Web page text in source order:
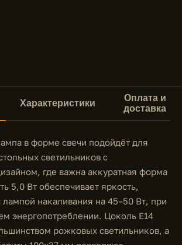
Характеристики
Оплата и
доставка
в форме свечи подойдёт для
светильников с
где важна аккуратная форма
5,0 Вт обеспечивает яркость,
накаливания на 45–50 Вт, при
энергопотреблении. Цоколь E14
рожковых светильников, а